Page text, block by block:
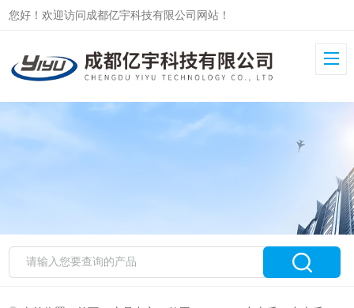
您好！欢迎访问成都亿宇科技有限公司网站！